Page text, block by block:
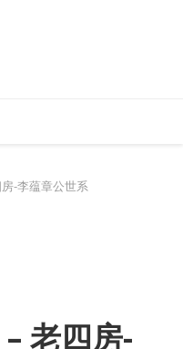
-李蕴章公世系
老四房-